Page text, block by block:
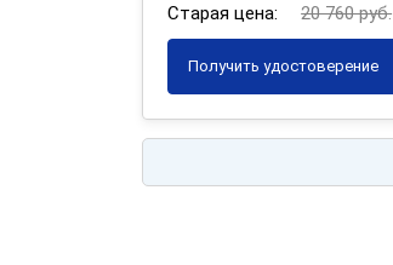
Старая цена:
20 760 руб.
Получить удостоверение